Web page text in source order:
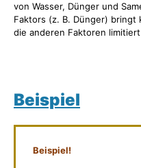
von Wasser, Dünger und
Faktors (z. B. Dünger)
die anderen Faktoren
Beispiel
Beispiel!